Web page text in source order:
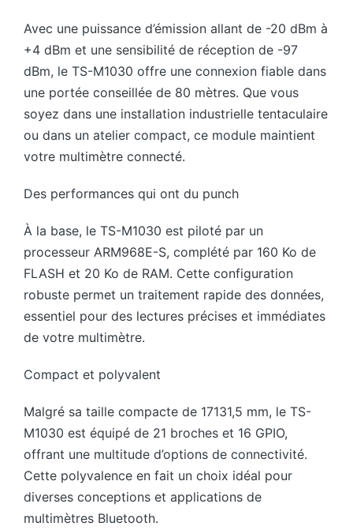
Avec une puissance d’émission allant de -20 dBm à
+4 dBm et une sensibilité de réception de -97
dBm, le TS-M1030 offre une connexion fiable dans
une portée conseillée de 80 mètres. Que vous
soyez dans une installation industrielle tentaculaire
ou dans un atelier compact, ce module maintient
votre multimètre connecté.
Des performances qui ont du punch
À la base, le TS-M1030 est piloté par un
processeur ARM968E-S, complété par 160 Ko de
FLASH et 20 Ko de RAM. Cette configuration
robuste permet un traitement rapide des données,
essentiel pour des lectures précises et immédiates
de votre multimètre.
Compact et polyvalent
Malgré sa taille compacte de 17131,5 mm, le TS-
M1030 est équipé de 21 broches et 16 GPIO,
offrant une multitude d’options de connectivité.
Cette polyvalence en fait un choix idéal pour
diverses conceptions et applications de
multimètres Bluetooth.